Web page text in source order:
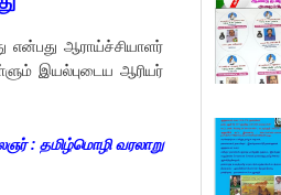
என்பது ஆராய்ச்சியாளர்
இயல்புடைய ஆரியர்
: தமிழ்மொழி வரலாறு